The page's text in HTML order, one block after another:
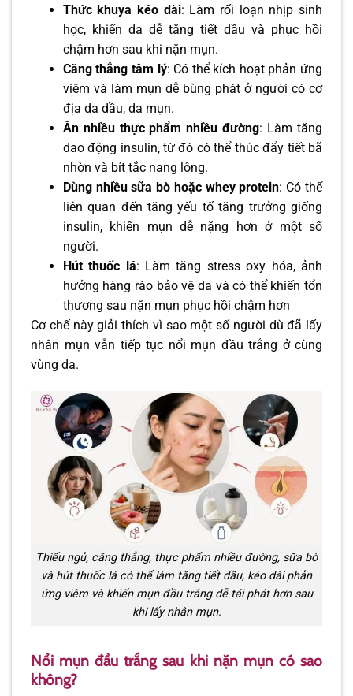
Thức khuya kéo dài: Làm rối loạn nhịp sinh
học, khiến da dễ tăng tiết dầu và phục hồi
chậm hơn sau khi nặn mụn.
Căng thẳng tâm lý: Có thể kích hoạt phản ứng
viêm và làm mụn dễ bùng phát ở người có cơ
địa da dầu, da mụn.
Ăn nhiều thực phẩm nhiều đường: Làm tăng
dao động insulin, từ đó có thể thúc đẩy tiết bã
nhờn và bít tắc nang lông.
Dùng nhiều sữa bò hoặc whey protein: Có thể
liên quan đến tăng yếu tố tăng trưởng giống
insulin, khiến mụn dễ nặng hơn ở một số
người.
Hút thuốc lá: Làm tăng stress oxy hóa, ảnh
hưởng hàng rào bảo vệ da và có thể khiến tổn
thương sau nặn mụn phục hồi chậm hơn
Cơ chế này giải thích vì sao một số người dù đã lấy
nhân mụn vẫn tiếp tục nổi mụn đầu trắng ở cùng
vùng da.
Thiếu ngủ, căng thẳng, thực phẩm nhiều đường, sữa bò
và hút thuốc lá có thể làm tăng tiết dầu, kéo dài phản
ứng viêm và khiến mụn đầu trắng dễ tái phát hơn sau
khi lấy nhân mụn.
Nổi mụn đầu trắng sau khi nặn mụn có sao
không?